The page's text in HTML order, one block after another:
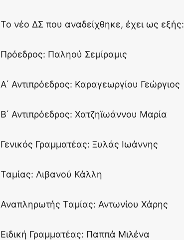
Το νέο ΔΣ που αναδείχθηκε, έχει ως εξής:
Πρόεδρος: Παληού Σεμίραμις
Α΄ Αντιπρόεδρος: Καραγεωργίου Γεώργιος
Β΄ Αντιπρόεδρος: Χατζηϊωάννου Μαρία
Γενικός Γραμματέας: Ξυλάς Ιωάννης
Ταμίας: Λιβανού Κάλλη
Αναπληρωτής Ταμίας: Αντωνίου Χάρης
Ειδική Γραμματέας: Παππά Μιλένα